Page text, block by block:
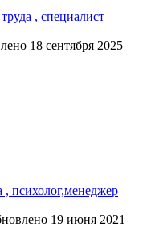
, специалист
18 сентября 2025
психолог,менеджер
19 июня 2021